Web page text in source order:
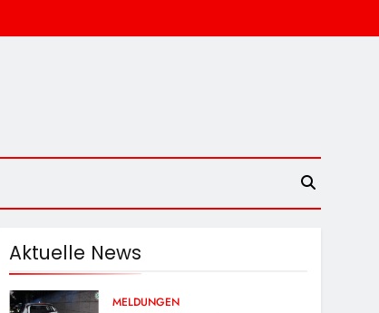
Aktuelle News
MELDUNGEN